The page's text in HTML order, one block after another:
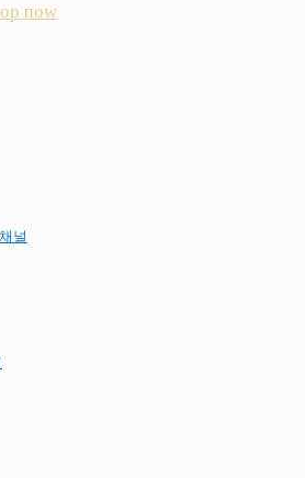
now
널